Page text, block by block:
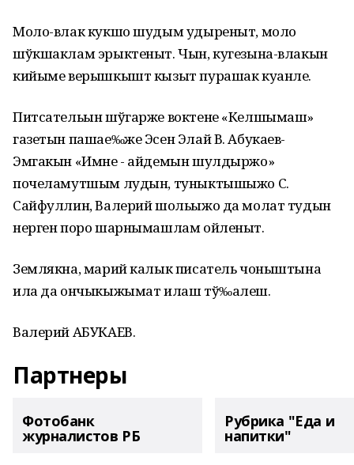
Моло-влак кукшо шудым удыреныт, моло
шўкшаклам эрыктеныт. Чын, кугезына-влакын
кийыме верышкышт кызыт пурашак куанле.
Питсательын шўгарже воктене «Келшымаш»
газетын пашае‰же Эсен Элай В. Абукаев-
Эмгакын «Имне - айдемын шулдыржо»
почеламутшым лудын, туныктышыжо С.
Сайфуллин, Валерий шольыжо да молат тудын
нерген поро шарнымашлам ойленыт.
Землякна, марий калык писатель чоныштына
ила да ончыкыжымат илаш тў‰алеш.
Валерий АБУКАЕВ.
Партнеры
Фотобанк
журналистов РБ
Рубрика "Еда и
напитки"